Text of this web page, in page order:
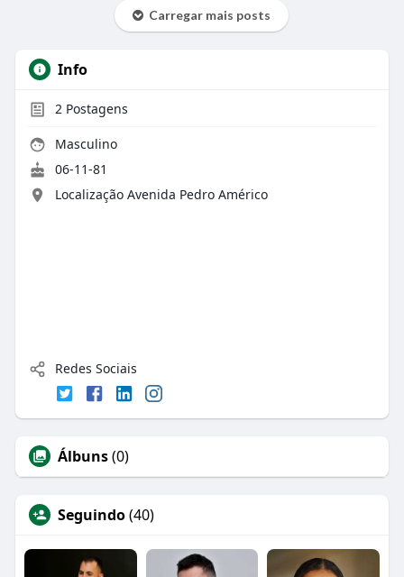
Carregar mais posts
Info
2 Postagens
Masculino
06-11-81
Localização Avenida Pedro Américo
Redes Sociais
Álbuns(0)
Seguindo(40)